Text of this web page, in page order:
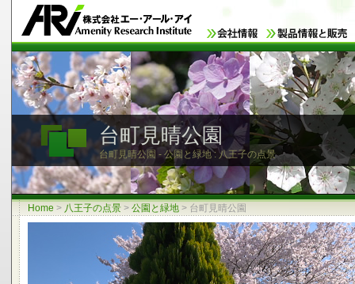
台町見晴公園
台町見晴公園 - 公園と緑地 : 八王子の点景
Home > 八王子の点景 > 公園と緑地 > 台町見晴公園